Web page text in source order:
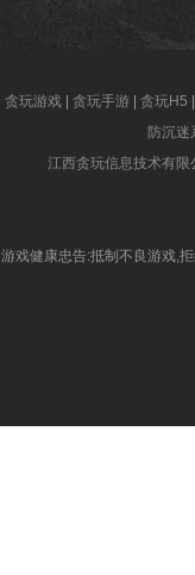
贪玩游戏 贪玩手游 贪玩H5
防沉迷
江西贪玩信息技术有限
游戏健康忠告:抵制不良游戏,